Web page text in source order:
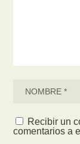
Recibir un
comentarios a